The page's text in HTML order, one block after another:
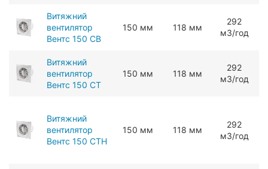
Витяжний
вентилятор
Вентс 150 СВ
150 мм 118 мм
292
мЗ/год
Витяжний
вентилятор
Вентс 150 СТ
150 мм 118 мм
292
мЗ/год
Витяжний
вентилятор
Вентс 150 СТН
150 мм 118 мм
292
мЗ/год